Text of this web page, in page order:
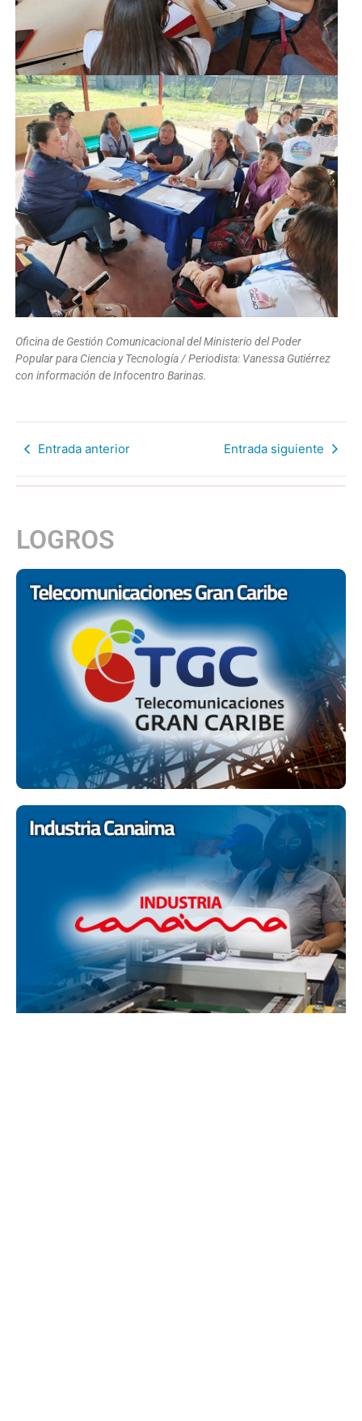
Oficina de Gestión Comunicacional del Ministerio del Poder
Popular para Ciencia y Tecnología / Periodista: Vanessa Gutiérrez
con información de Infocentro Barinas.
Entrada anterior Entrada siguiente
LOGROS